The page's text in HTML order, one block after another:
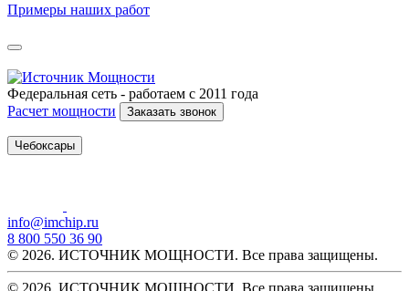
Примеры наших работ
Федеральная сеть - работаем с 2011 года
Расчет мощности
Заказать звонок
Чебоксары
info@imchip.ru
8 800 550 36 90
© 2026. ИСТОЧНИК МОЩНОСТИ. Все права защищены.
© 2026. ИСТОЧНИК МОЩНОСТИ. Все права защищены.